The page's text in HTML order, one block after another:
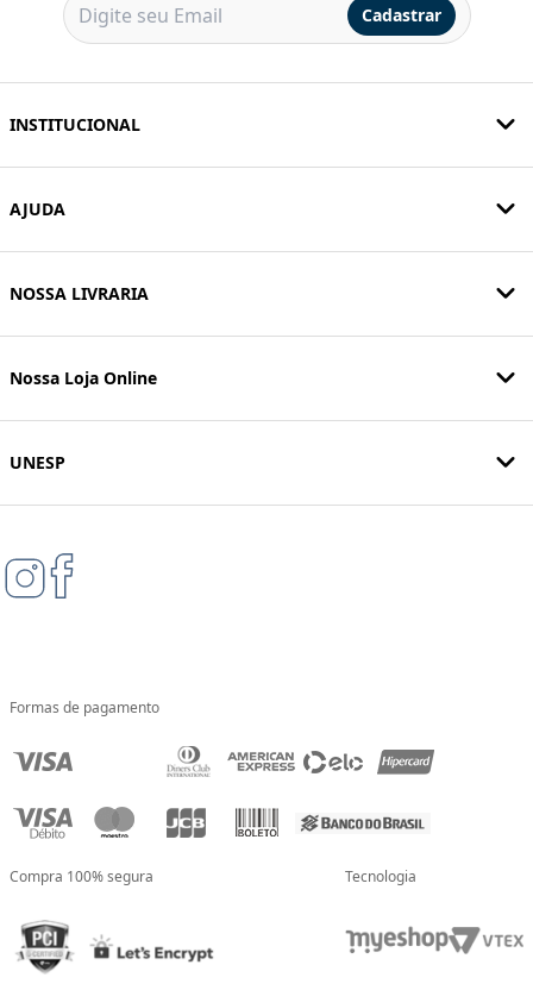
Cadastrar
INSTITUCIONAL
AJUDA
NOSSA LIVRARIA
Nossa Loja Online
UNESP
Formas de pagamento
Compra 100% segura Tecnologia